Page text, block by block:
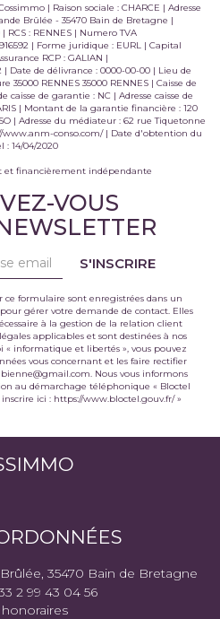
| Raison sociale : CHARCE | Adresse
Brûlée - 35470 Bain de Bretagne |
| RCS : RENNES | Numero TVA
| Forme juridique : EURL | Capital
RCP : GALIAN |
| Date de délivrance : 0000-00-00 | Lieu de
RENNES 35000 RENNES | Caisse de
caisse de garantie : NC | Adresse caisse de
| Montant de la garantie financière : 120
| Adresse du médiateur : 62 rue Tiquetonne
www.anm-conso.com/| Date d'obtention du
: 14/04/2020
et financièrement indépendante
VOUS
S'INSCRIRE
ce formulaire sont enregistrées dans un
gérer votre demande de contact. Elles
à la gestion de la relation client
applicables et sont destinées à nos
informatique et libertés », vous pouvez
vous concernant et les faire rectifier
Nous vous informons
au démarchage téléphonique « Bloctel
ici : https://www.bloctel.gouv.fr/»
35470 Bain de Bretagne
2 99 43 04 56